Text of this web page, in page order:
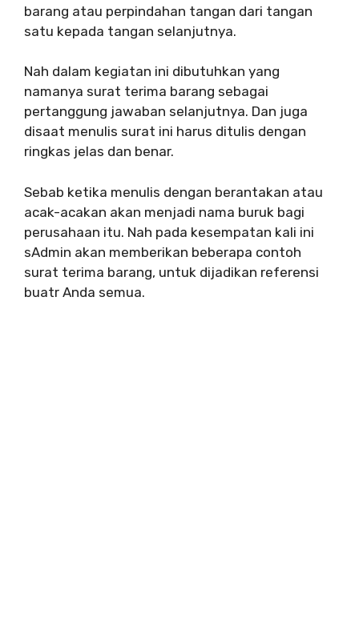
barang atau perpindahan tangan dari tangan
satu kepada tangan selanjutnya.
Nah dalam kegiatan ini dibutuhkan yang
namanya surat terima barang sebagai
pertanggung jawaban selanjutnya. Dan juga
disaat menulis surat ini harus ditulis dengan
ringkas jelas dan benar.
Sebab ketika menulis dengan berantakan atau
acak-acakan akan menjadi nama buruk bagi
perusahaan itu. Nah pada kesempatan kali ini
sAdmin akan memberikan beberapa contoh
surat terima barang, untuk dijadikan referensi
buatr Anda semua.